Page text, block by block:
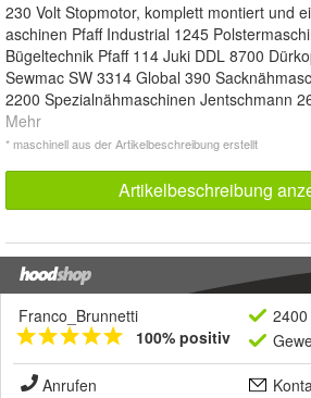
230 Volt Stopmotor, komplett montiert und
aschinen Pfaff Industrial 1245
Bügeltechnik Pfaff 114 Juki DDL 8700
Sewmac SW 3314 Global 390
2200 Spezialnähmaschinen Jentschmann
Mehr
* maschinell aus der Artikelbeschreibung erstellt
Artikelbeschreibung
Franco_Brunnetti
100% positiv
Anrufen